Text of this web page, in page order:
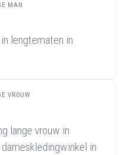
MAN
lengtematen in
VROUW
lange vrouw in
in